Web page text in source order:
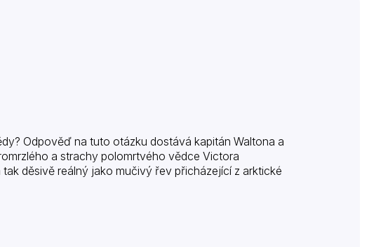
Odpověď na tuto otázku dostává kapitán Waltona a
a strachy polomrtvého vědce Victora
děsivě reálný jako mučivý řev přicházející z arktické